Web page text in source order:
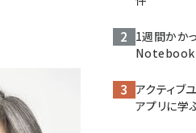
1週間かか
Notebook
アクティブ
アプリに学